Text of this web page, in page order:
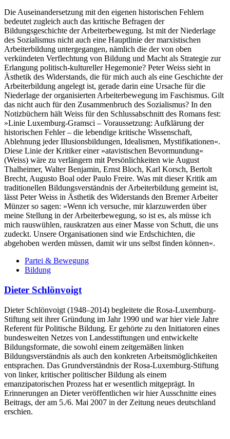
Die Auseinandersetzung mit den eigenen historischen Fehlern
bedeutet zugleich auch das kritische Befragen der
Bildungsgeschichte der Arbeiterbewegung. Ist mit der Niederlage
des Sozialismus nicht auch eine Hauptlinie der marxistischen
Arbeiterbildung untergegangen, nämlich die der von oben
verkündeten Verflechtung von Bildung und Macht als Strategie zur
Erlangung politisch-kultureller Hegemonie? Peter Weiss sieht in
Ästhetik des Widerstands, die für mich auch als eine Geschichte der
Arbeiterbildung angelegt ist, gerade darin eine Ursache für die
Niederlage der organisierten Arbeiterbewegung im Faschismus. Gilt
das nicht auch für den Zusammenbruch des Sozialismus? In den
Notizbüchern hält Weiss für den Schlussabschnitt des Romans fest:
»Linie Luxemburg-Gramsci – Voraussetzung: Aufklärung der
historischen Fehler – die lebendige kritische Wissenschaft,
Ablehnung jeder Illusionsbildungen, Idealismen, Mystifikationen«.
Diese Linie der Kritiker einer »atavistischen Bevormundung«
(Weiss) wäre zu verlängern mit Persönlichkeiten wie August
Thalheimer, Walter Benjamin, Ernst Bloch, Karl Korsch, Bertolt
Brecht, Augusto Boal oder Paulo Freire. Was mit dieser Kritik am
traditionellen Bildungsverständnis der Arbeiterbildung gemeint ist,
lässt Peter Weiss in Ästhetik des Widerstands den Bremer Arbeiter
Münzer so sagen: »Wenn ich versuche, mir klarzuwerden über
meine Stellung in der Arbeiterbewegung, so ist es, als müsse ich
mich rauswühlen, rauskratzen aus einer Masse von Schutt, die uns
zudeckt. Unsere Organisationen sind wie Erdschichten, die
abgehoben werden müssen, damit wir uns selbst finden können«.
Partei & Bewegung
Bildung
Dieter Schlönvoigt
Dieter Schlönvoigt (1948–2014) begleitete die Rosa-Luxemburg-
Stiftung seit ihrer Gründung im Jahr 1990 und war hier viele Jahre
Referent für Politische Bildung. Er gehörte zu den Initiatoren eines
bundesweiten Netzes von Landesstiftungen und entwickelte
Bildungsformate, die sowohl einem zeitgemäßen linken
Bildungsverständnis als auch den konkreten Arbeitsmöglichkeiten
entsprachen. Das Grundverständnis der Rosa-Luxemburg-Stiftung
von linker, kritischer politischer Bildung als einem
emanzipatorischen Prozess hat er wesentlich mitgeprägt. In
Erinnerungen an Dieter veröffentlichen wir hier Ausschnitte eines
Beitrags, der am 5./6. Mai 2007 in der Zeitung neues deutschland
erschien.